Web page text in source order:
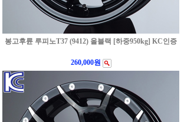
봉고후륜 루피노T37 (9412) 올블랙 [하중950kg] KC인증
260,000원